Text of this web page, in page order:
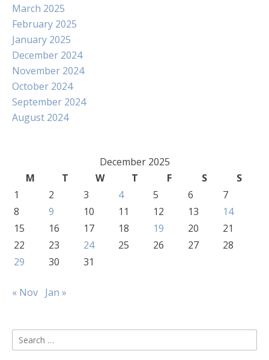
March 2025
February 2025
January 2025
December 2024
November 2024
October 2024
September 2024
August 2024
December 2025
M
T W T F S
S
1
2 3 4 5 6
7
8
9 10 11 12 13
14
15
16 17 18 19 20
21
22
23 24 25 26 27
28
29
30 31
« Nov Jan »
Search
for: